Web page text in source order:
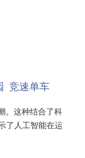
竞速单车
。这种结合了科
了人工智能在运